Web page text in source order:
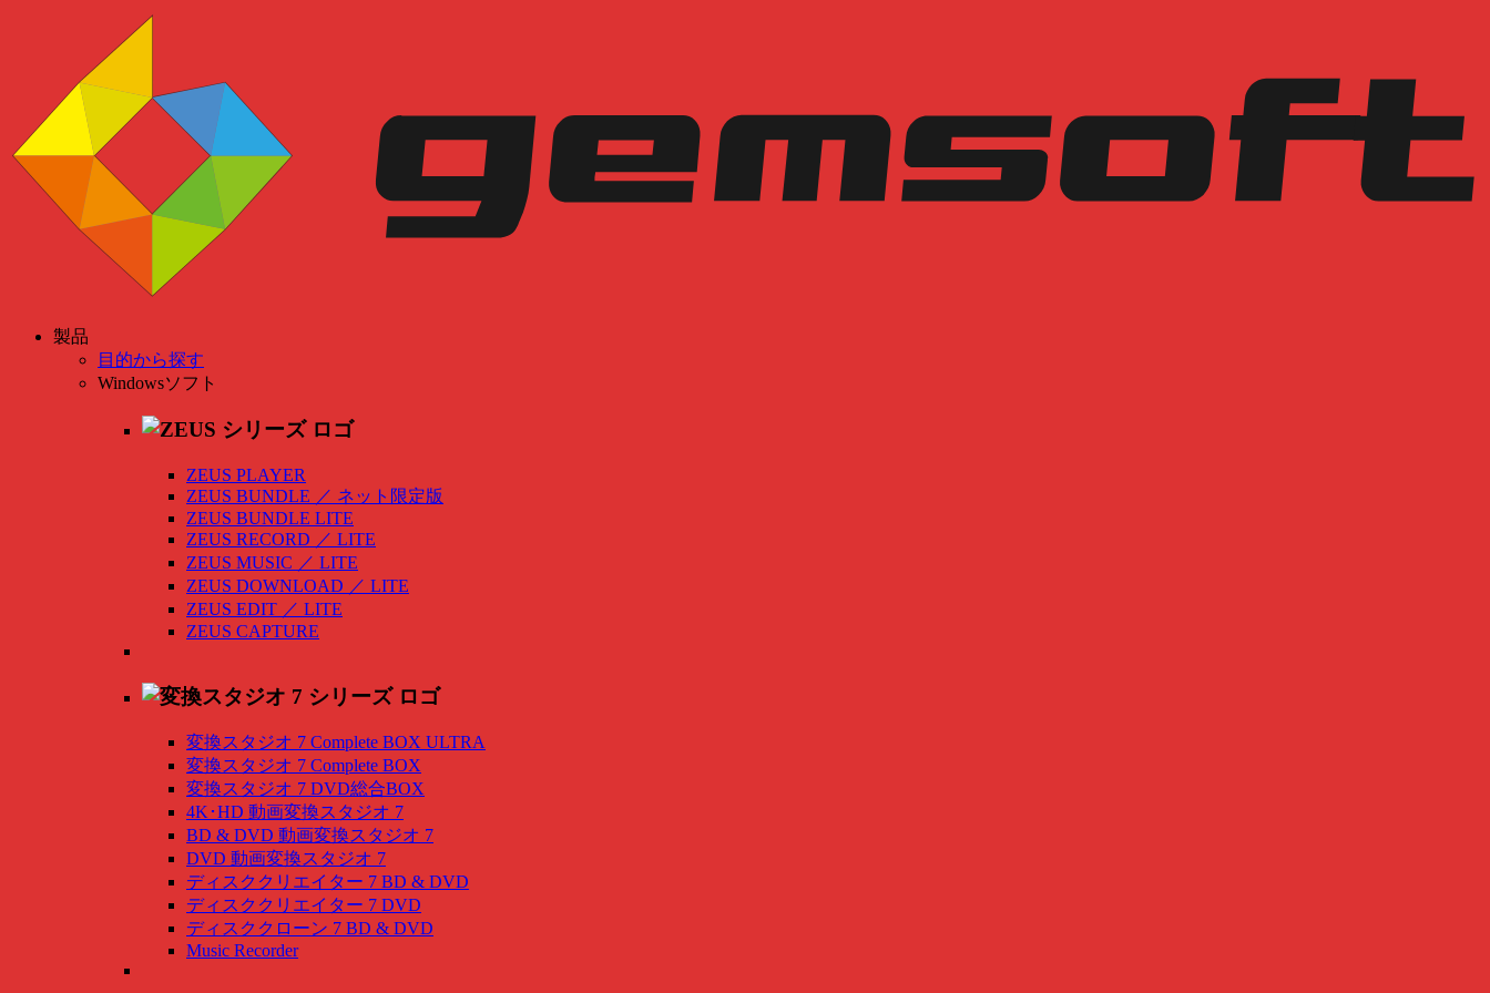
製品
目的から探す
Windowsソフト
ZEUS PLAYER
ZEUS BUNDLE ／ ネット限定版
ZEUS BUNDLE LITE
ZEUS RECORD ／ LITE
ZEUS MUSIC ／ LITE
ZEUS DOWNLOAD ／ LITE
ZEUS EDIT ／ LITE
ZEUS CAPTURE
変換スタジオ 7 Complete BOX ULTRA
変換スタジオ 7 Complete BOX
変換スタジオ 7 DVD総合BOX
4K･HD 動画変換スタジオ 7
BD & DVD 動画変換スタジオ 7
DVD 動画変換スタジオ 7
ディスククリエイター 7 BD & DVD
ディスククリエイター 7 DVD
ディスククローン 7 BD & DVD
Music Recorder